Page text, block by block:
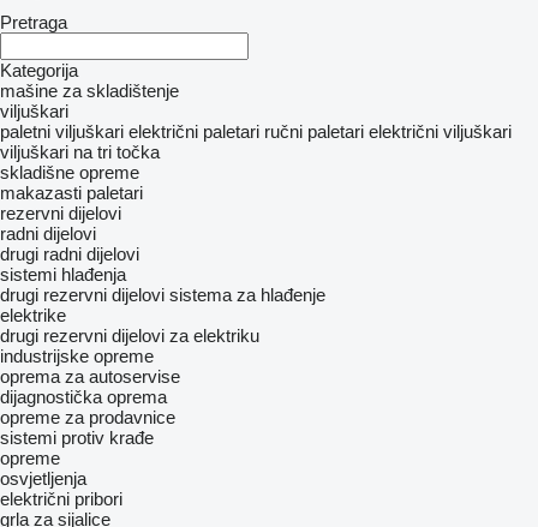
Pretraga
Kategorija
mašine za skladištenje
viljuškari
paletni viljuškari električni paletari ručni paletari električni viljuškari
viljuškari na tri točka
skladišne opreme
makazasti paletari
rezervni dijelovi
radni dijelovi
drugi radni dijelovi
sistemi hlađenja
drugi rezervni dijelovi sistema za hlađenje
elektrike
drugi rezervni dijelovi za elektriku
industrijske opreme
oprema za autoservise
dijagnostička oprema
opreme za prodavnice
sistemi protiv krađe
opreme
osvjetljenja
električni pribori
grla za sijalice